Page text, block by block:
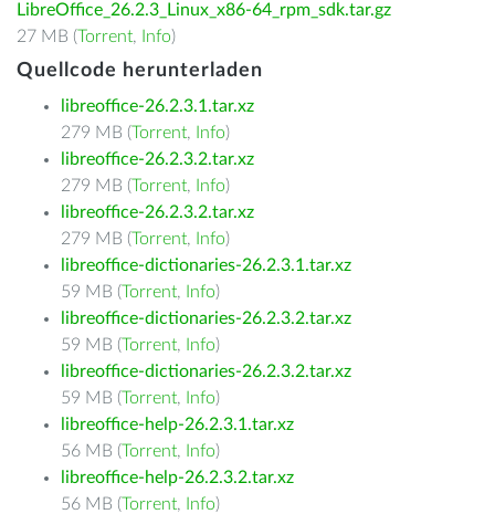
LibreOffice_26.2.3_Linux_x86-64_rpm_sdk.tar.gz
27 MB (Torrent, Info)
Quellcode herunterladen
libreoffice-26.2.3.1.tar.xz
279 MB (Torrent, Info)
libreoffice-26.2.3.2.tar.xz
279 MB (Torrent, Info)
libreoffice-26.2.3.2.tar.xz
279 MB (Torrent, Info)
libreoffice-dictionaries-26.2.3.1.tar.xz
59 MB (Torrent, Info)
libreoffice-dictionaries-26.2.3.2.tar.xz
59 MB (Torrent, Info)
libreoffice-dictionaries-26.2.3.2.tar.xz
59 MB (Torrent, Info)
libreoffice-help-26.2.3.1.tar.xz
56 MB (Torrent, Info)
libreoffice-help-26.2.3.2.tar.xz
56 MB (Torrent, Info)